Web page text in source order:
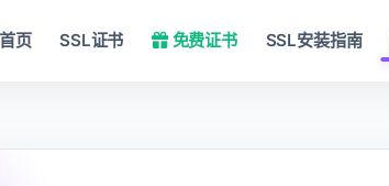
首页 SSL证书 免费证书 SSL安装指南